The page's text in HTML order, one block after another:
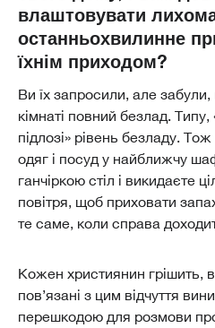
влаштовувати
останньохвилинне
їхнім приходом?
Ви їх запросили, але
кімнаті повний безлад.
підлозі» рівень безладу.
одяг і посуд у найближчу
ганчіркою стіл і викидаєте
повітря, щоб приховати
те саме, коли справа
Кожен християнин грішить,
пов’язані з цим відчуття
перешкодою для розмови